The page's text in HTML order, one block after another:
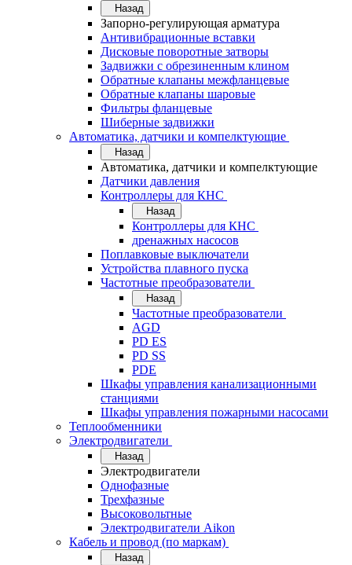
Назад
Запорно-регулирующая арматура
Антивибрационные вставки
Дисковые поворотные затворы
Задвижки с обрезиненным клином
Обратные клапаны межфланцевые
Обратные клапаны шаровые
Фильтры фланцевые
Шиберные задвижки
Автоматика, датчики и компелктующие
Назад
Автоматика, датчики и компелктующие
Датчики давления
Контроллеры для КНС
Назад
Контроллеры для КНС
дренажных насосов
Поплавковые выключатели
Устройства плавного пуска
Частотные преобразователи
Назад
Частотные преобразователи
AGD
PD ES
PD SS
PDE
Шкафы управления канализационными
станциями
Шкафы управления пожарными насосами
Теплообменники
Электродвигатели
Назад
Электродвигатели
Однофазные
Трехфазные
Высоковольтные
Электродвигатели Aikon
Кабель и провод (по маркам)
Назад